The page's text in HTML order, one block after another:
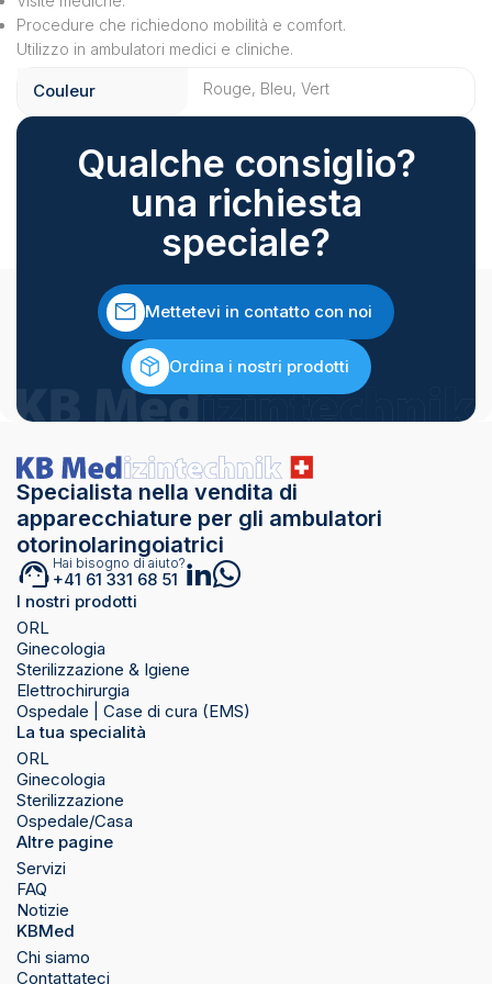
Procedure che richiedono mobilità e comfort.
Utilizzo in ambulatori medici e cliniche.
Couleur Rouge, Bleu, Vert
Qualche consiglio?
una richiesta
speciale?
Mettetevi in contatto con noi
Ordina i nostri prodotti
Specialista nella vendita di
apparecchiature per gli ambulatori
otorinolaringoiatrici
Hai bisogno di aiuto?
+41 61 331 68 51
I nostri prodotti
ORL
Ginecologia
Sterilizzazione & Igiene
Elettrochirurgia
Ospedale | Case di cura (EMS)
La tua specialità
ORL
Ginecologia
Sterilizzazione
Ospedale/Casa
Altre pagine
Servizi
FAQ
Notizie
KBMed
Chi siamo
Contattateci